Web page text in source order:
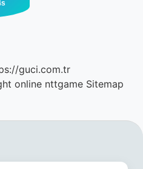
guci.com.tr
online nttgame Sitemap